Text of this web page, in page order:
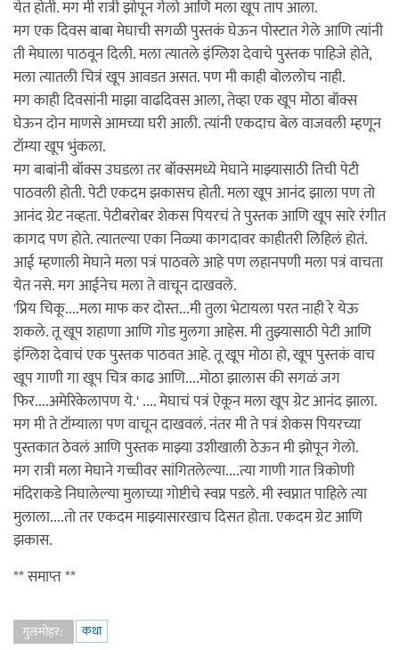
येत होती. मग मी रात्री झोपून गेलो आणि मला खूप ताप आला.
मग एक दिवस बाबा मेघाची सगळी पुस्तकं घेऊन पोस्टात गेले आणि त्यांनी
ती मेघाला पाठवून दिली. मला त्यातले इंग्लिश देवाचे पुस्तक पाहिजे होते,
मला त्यातली चित्रं खूप आवडत असत. पण मी काही बोललोच नाही.
मग काही दिवसांनी माझा वाढदिवस आला, तेव्हा एक खूप मोठा बॉक्स
घेऊन दोन माणसे आमच्या घरी आली. त्यांनी एकदाच बेल वाजवली म्हणून
टॉम्या खूप भुंकला.
मग बाबांनी बॉक्स उघडला तर बॉक्समध्ये मेघाने माझ्यासाठी तिची पेटी
पाठवली होती. पेटी एकदम झकासच होती. मला खूप आनंद झाला पण तो
आनंद ग्रेट नव्हता. पेटीबरोबर शेकस पियरचं ते पुस्तक आणि खूप सारे रंगीत
कागद पण होते. त्यातल्या एका निळ्या कागदावर काहीतरी लिहिलं होतं.
आई म्हणाली मेघाने मला पत्रं पाठवले आहे पण लहानपणी मला पत्रं वाचता
येत नसे. मग आईनेच मला ते वाचून दाखवले.
'प्रिय चिकू....मला माफ कर दोस्त...मी तुला भेटायला परत नाही रे येऊ
शकले. तू खूप शहाणा आणि गोड मुलगा आहेस. मी तुझ्यासाठी पेटी आणि
इंग्लिश देवाचं एक पुस्तक पाठवत आहे. तू खूप मोठा हो, खूप पुस्तकं वाच
खूप गाणी गा खूप चित्र काढ आणि....मोठा झालास की सगळं जग
फिर....अमेरिकेलापण ये.' .... मेघाचं पत्रं ऐकून मला खूप ग्रेट आनंद झाला.
मग मी ते टॉम्याला पण वाचून दाखवलं. नंतर मी ते पत्रं शेकस पियरच्या
पुस्तकात ठेवलं आणि पुस्तक माझ्या उशीखाली ठेऊन मी झोपून गेलो.
मग रात्री मला मेघाने गच्चीवर सांगितलेल्या....त्या गाणी गात त्रिकोणी
मंदिराकडे निघालेल्या मुलाच्या गोष्टीचे स्वप्न पडले. मी स्वप्नात पाहिले त्या
मुलाला....तो तर एकदम माझ्यासारखाच दिसत होता. एकदम ग्रेट आणि
झकास.
** समाप्त **
गुलमोहर: कथा